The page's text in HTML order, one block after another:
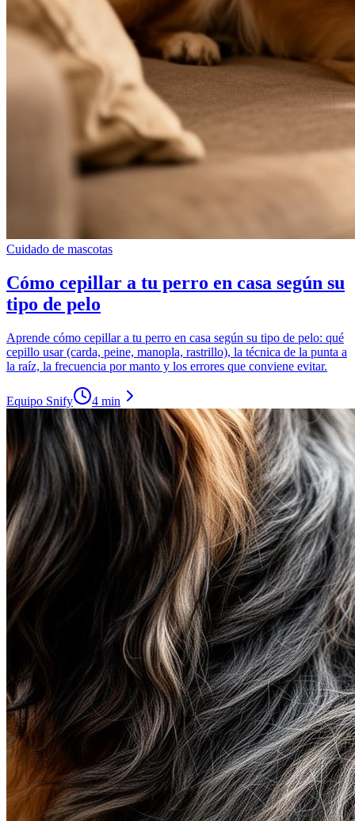
Cuidado de mascotas
Cómo cepillar a tu perro en casa según su
tipo de pelo
Aprende cómo cepillar a tu perro en casa según su tipo de pelo: qué
cepillo usar (carda, peine, manopla, rastrillo), la técnica de la punta a
la raíz, la frecuencia por manto y los errores que conviene evitar.
Equipo Snify 4 min